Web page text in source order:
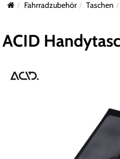
Fahrradzubehör Taschen
ACID